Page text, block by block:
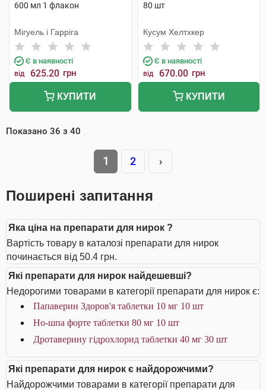
600 мл 1 флакон
Мігуель і Гарріга
Є в наявності
від 625.20 грн
КУПИТИ
80 шт
Кусум Хелтхкер
Є в наявності
від 670.00 грн
КУПИТИ
Показано 36 з 40
1 2 ›
Поширені запитання
Яка ціна на препарати для нирок ?
Вартість товару в каталозі препарати для нирок
починається від 50.4 грн.
Які препарати для нирок найдешевші?
Недорогими товарами в категорії препарати для нирок є:
Папаверин Здоров'я таблетки 10 мг 10 шт
Но-шпа форте таблетки 80 мг 10 шт
Дротаверину гідрохлорид таблетки 40 мг 30 шт
Які препарати для нирок є найдорожчими?
Найдорожчими товарами в категорії препарати для